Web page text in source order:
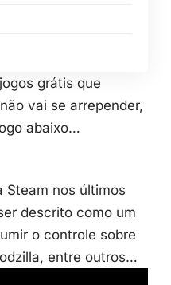
grátis que
vai se arrepender,
abaixo…
Steam nos últimos
descrito como um
o controle sobre
entre outros…